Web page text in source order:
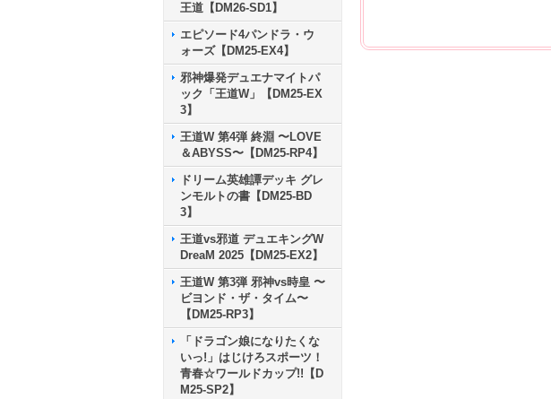
王道【DM26-SD1】
エピソード4パンドラ・ウ
ォーズ【DM25-EX4】
邪神爆発デュエナマイトパ
ック「王道W」【DM25-EX
3】
王道W 第4弾 終淵 〜LOVE
＆ABYSS〜【DM25-RP4】
ドリーム英雄譚デッキ グレ
ンモルトの書【DM25-BD
3】
王道vs邪道 デュエキングW
DreaM 2025【DM25-EX2】
王道W 第3弾 邪神vs時皇 〜
ビヨンド・ザ・タイム〜
【DM25-RP3】
「ドラゴン娘になりたくな
いっ!」はじけろスポーツ！
青春☆ワールドカップ!!【D
M25-SP2】